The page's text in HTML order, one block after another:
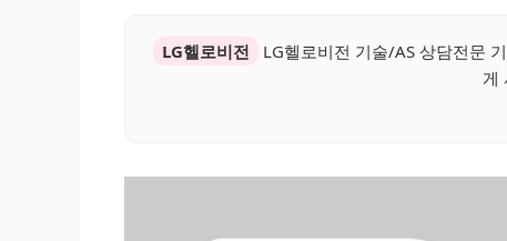
LG헬로비전
LG헬로비전 기술/AS 상담전문
게